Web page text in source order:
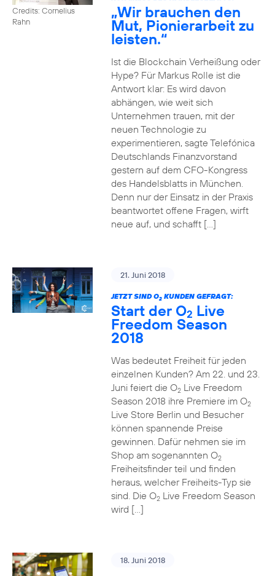
Credits: Cornelius
Rahn
„Wir brauchen den
Mut, Pionierarbeit zu
leisten.“
Ist die Blockchain Verheißung oder
Hype? Für Markus Rolle ist die
Antwort klar: Es wird davon
abhängen, wie weit sich
Unternehmen trauen, mit der
neuen Technologie zu
experimentieren, sagte Telefónica
Deutschlands Finanzvorstand
gestern auf dem CFO-Kongress
des Handelsblatts in München.
Denn nur der Einsatz in der Praxis
beantwortet offene Fragen, wirft
neue auf, und schafft […]
21. Juni 2018
JETZT SIND O2KUNDEN GEFRAGT:
Start der O2 Live
Freedom Season
2018
Was bedeutet Freiheit für jeden
einzelnen Kunden? Am 22. und 23.
Juni feiert die O2Live Freedom
Season 2018 ihre Premiere im O2
Live Store Berlin und Besucher
können spannende Preise
gewinnen. Dafür nehmen sie im
Shop am sogenannten O2
Freiheitsfinder teil und finden
heraus, welcher Freiheits-Typ sie
sind. Die O2Live Freedom Season
wird […]
18. Juni 2018